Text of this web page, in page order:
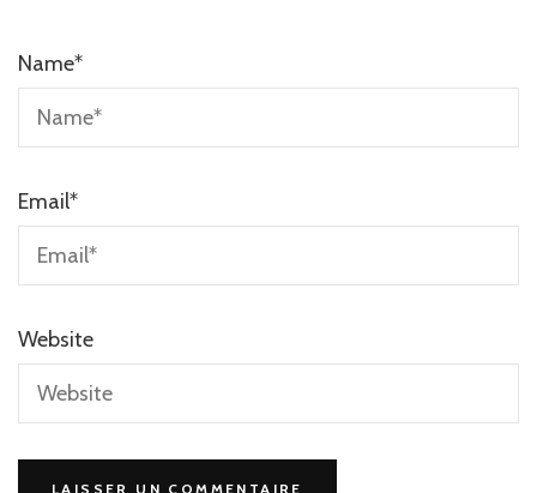
Name*
Email*
Website